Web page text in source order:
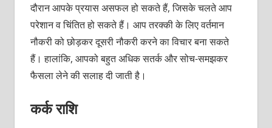
दौरान आपके प्रयास असफल हो सकते हैं, जिसके चलते आप
परेशान व चिंतित हो सकते हैं। आप तरक्की के लिए वर्तमान
नौकरी को छोड़कर दूसरी नौकरी करने का विचार बना सकते
हैं। हालांकि, आपको बहुत अधिक सतर्क और सोच-समझकर
फैसला लेने की सलाह दी जाती है।
कर्क राशि